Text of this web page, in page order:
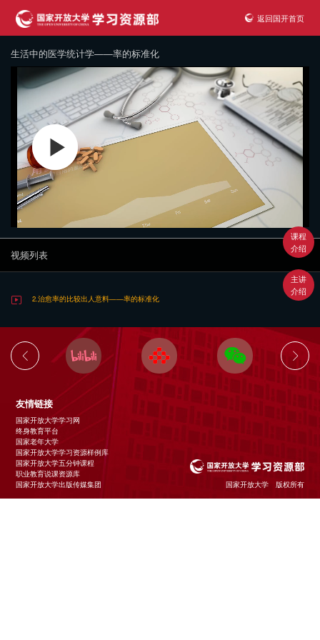
返回国开首页
课程
介绍
主讲
介绍
生活中的医学统计学——率的标准化
视频列表
2.治愈率的比较出人意料——率的标准化
友情链接
国家开放大学学习网
终身教育平台
国家老年大学
国家开放大学学习资源样例库
国家开放大学五分钟课程
职业教育说课资源库
国家开放大学出版传媒集团
国家开放大学 版权所有